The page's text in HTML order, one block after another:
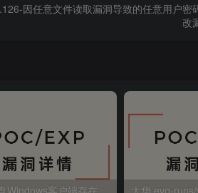
因任意文件读取漏洞导致的任意用户密
改